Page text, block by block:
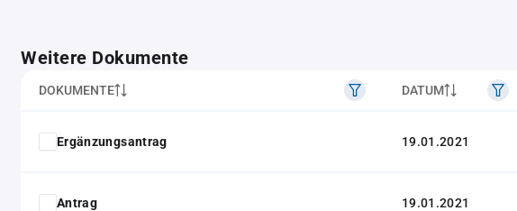
Weitere Dokumente
DOKUMENTE DATUM
Ergänzungsantrag 19.01.2021
Antrag 19.01.2021